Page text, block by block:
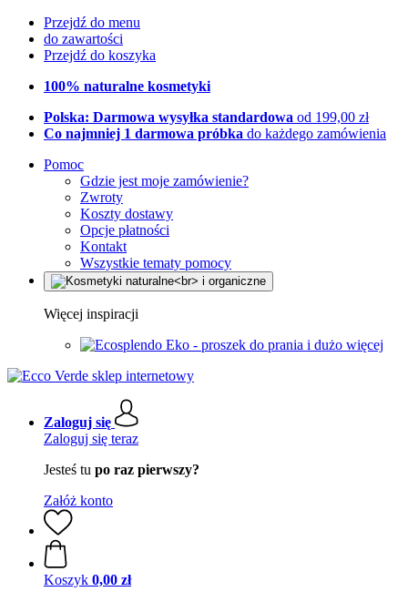
Przejdź do menu
do zawartości
Przejdź do koszyka
100% naturalne kosmetyki
Polska: Darmowa wysyłka standardowa od 199,00 zł
Co najmniej 1 darmowa próbka do każdego zamówienia
Pomoc
Gdzie jest moje zamówienie?
Zwroty
Koszty dostawy
Opcje płatności
Kontakt
Wszystkie tematy pomocy
Więcej inspiracji
Eko - proszek do prania i dużo więcej
Zaloguj się
Zaloguj się teraz
Jesteś tu po raz pierwszy?
Załóż konto
Koszyk 0,00 zł